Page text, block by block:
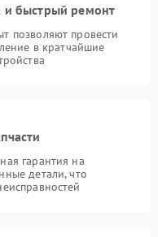
и быстрый ремонт
позволяют провести
в кратчайшие
гарантия на
детали, что